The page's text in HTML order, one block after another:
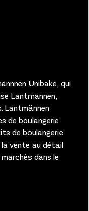
Unibake, qui
Lantmännen,
Lantmännen
de boulangerie
de boulangerie
vente au détail
dans le